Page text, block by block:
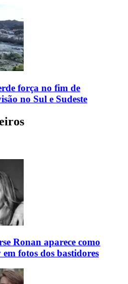
força no fim de
no Sul e Sudeste
Ronan aparece como
fotos dos bastidores